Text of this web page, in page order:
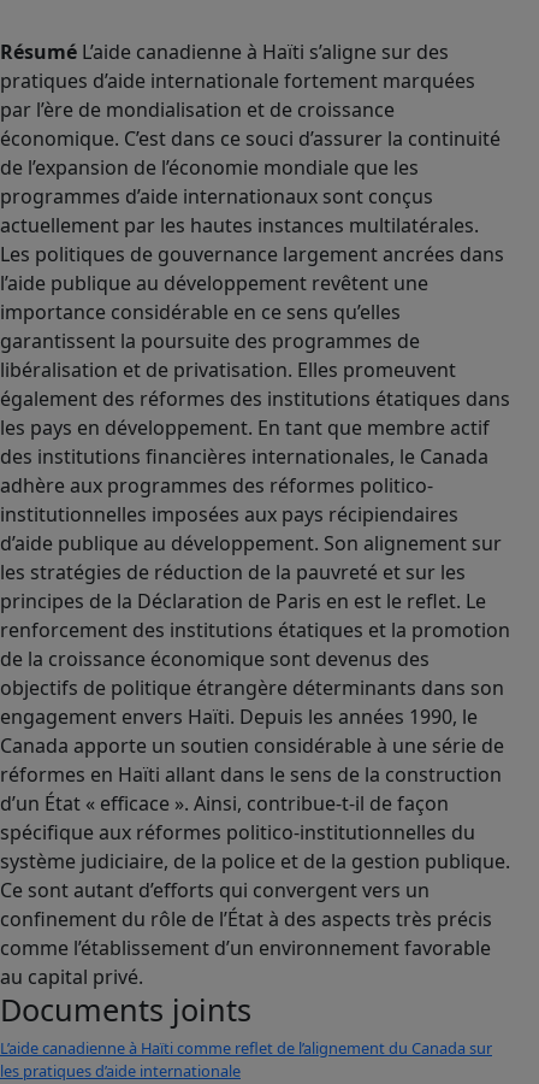
Résumé L’aide canadienne à Haïti s’aligne sur des
pratiques d’aide internationale fortement marquées
par l’ère de mondialisation et de croissance
économique. C’est dans ce souci d’assurer la continuité
de l’expansion de l’économie mondiale que les
programmes d’aide internationaux sont conçus
actuellement par les hautes instances multilatérales.
Les politiques de gouvernance largement ancrées dans
l’aide publique au développement revêtent une
importance considérable en ce sens qu’elles
garantissent la poursuite des programmes de
libéralisation et de privatisation. Elles promeuvent
également des réformes des institutions étatiques dans
les pays en développement. En tant que membre actif
des institutions financières internationales, le Canada
adhère aux programmes des réformes politico-
institutionnelles imposées aux pays récipiendaires
d’aide publique au développement. Son alignement sur
les stratégies de réduction de la pauvreté et sur les
principes de la Déclaration de Paris en est le reflet. Le
renforcement des institutions étatiques et la promotion
de la croissance économique sont devenus des
objectifs de politique étrangère déterminants dans son
engagement envers Haïti. Depuis les années 1990, le
Canada apporte un soutien considérable à une série de
réformes en Haïti allant dans le sens de la construction
d’un État « efficace ». Ainsi, contribue-t-il de façon
spécifique aux réformes politico-institutionnelles du
système judiciaire, de la police et de la gestion publique.
Ce sont autant d’efforts qui convergent vers un
confinement du rôle de l’État à des aspects très précis
comme l’établissement d’un environnement favorable
au capital privé.
Documents joints
L’aide canadienne à Haïti comme reflet de l’alignement du Canada sur
les pratiques d’aide internationale